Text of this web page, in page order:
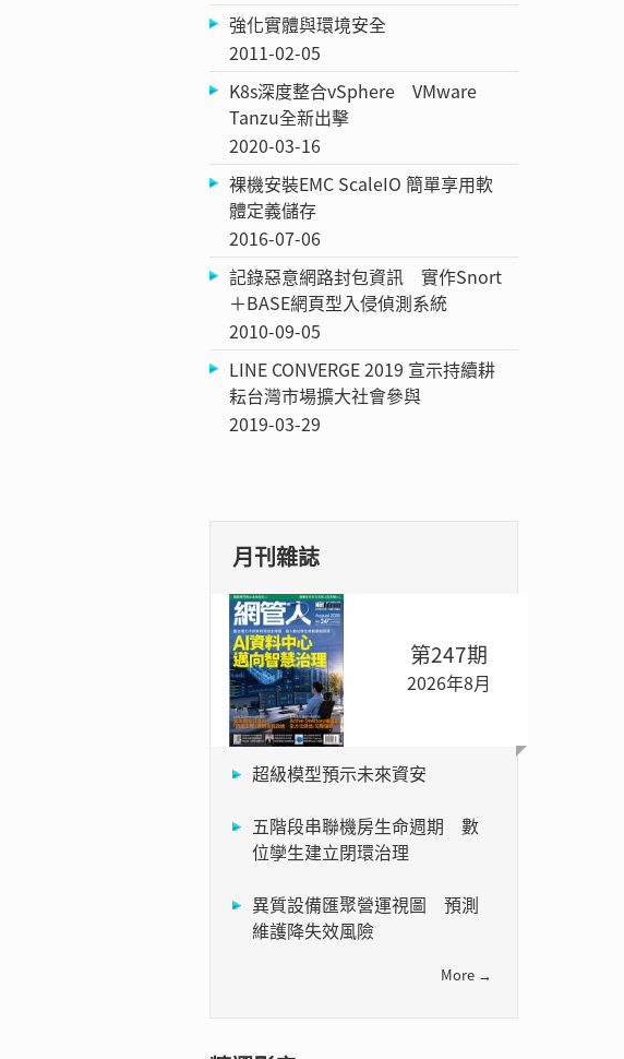
強化實體與環境安全
2011-02-05
K8s深度整合vSphere VMware
Tanzu全新出擊
2020-03-16
裸機安裝EMC ScaleIO 簡單享用軟
體定義儲存
2016-07-06
記錄惡意網路封包資訊 實作Snort
＋BASE網頁型入侵偵測系統
2010-09-05
LINE CONVERGE 2019 宣示持續耕
耘台灣市場擴大社會參與
2019-03-29
月刊雜誌
第247期
2026年8月
超級模型預示未來資安
五階段串聯機房生命週期 數
位孿生建立閉環治理
異質設備匯聚營運視圖 預測
維護降失效風險
More →